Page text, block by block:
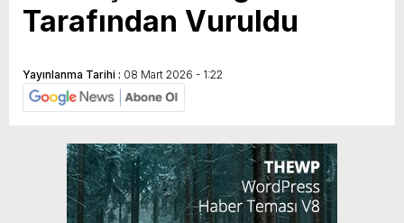
Tarafından Vuruldu
Yayınlanma Tarihi : 08 Mart 2026 - 1:22